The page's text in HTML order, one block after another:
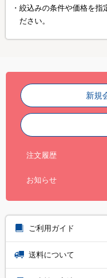
絞込みの条件や価格を指
ださい。
新規
注文履歴
お知らせ
ご利用ガイド
送料について